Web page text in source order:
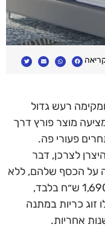
רעש גדול
מוצר פורץ דרך
פעורי פה.
לצרכן, דבר
על הכסף שלהם, ללא
פערי תיווך. המזרן המהפכני יימכר ב-1,690 ש״ח בלבד,
זוג כריות במתנה